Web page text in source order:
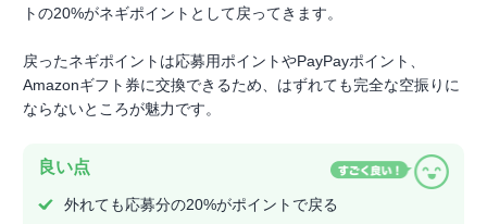
トの20%がネギポイントとして戻ってきます。
戻ったネギポイントは応募用ポイントやPayPayポイント、
Amazonギフト券に交換できるため、はずれても完全な空振りに
ならないところが魅力です。
良い点
外れても応募分の20%がポイントで戻る